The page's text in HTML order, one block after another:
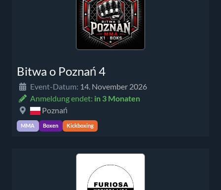
Bitwa o Poznań 4
Event-Datum: 14. November 2026
Anmeldung endet: in 3 Monaten
Poznań
MMA Boxen Kickboxing